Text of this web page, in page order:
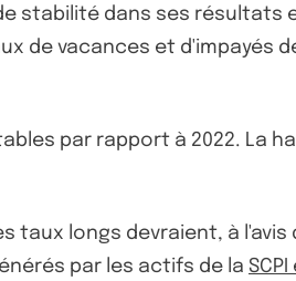
stabilité dans ses résultats
de vacances et d'impayés
par rapport à 2022. La
taux longs devraient, à
par les actifs de la